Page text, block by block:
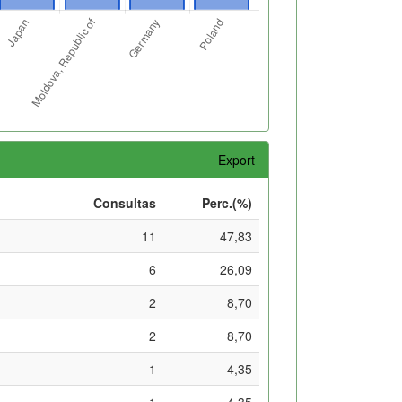
Export
Consultas
Perc.(%)
11
47,83
6
26,09
2
8,70
2
8,70
1
4,35